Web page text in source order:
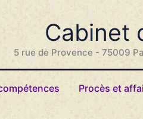
Cabinet
5 rue de Provence - 75009
Procès et